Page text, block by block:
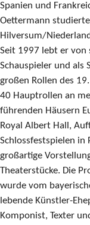
Spanien und
Oettermann
Hilversum/
Seit 1997 lebt er von
Schauspieler und als
großen Rollen des
40 Hauptrollen an
führenden Häusern
Royal Albert Hall,
Schlossfestspielen in
großartige
Theaterstücke. Die
wurde vom
lebende Künstler-
Komponist, Texter